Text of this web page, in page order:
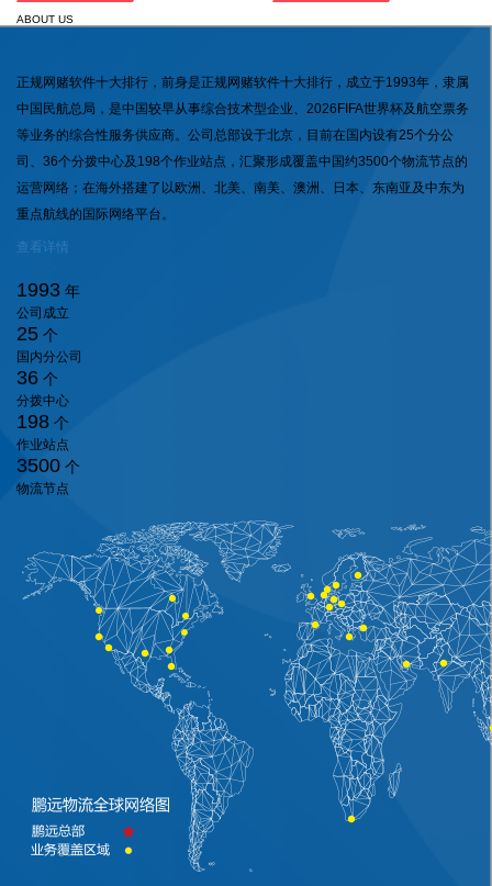
ABOUT US
正规网赌软件十大排行，前身是正规网赌软件十大排行，成立于1993年，隶属
中国民航总局，是中国较早从事综合技术型企业、2026FIFA世界杯及航空票务
等业务的综合性服务供应商。公司总部设于北京，目前在国内设有25个分公
司、36个分拨中心及198个作业站点，汇聚形成覆盖中国约3500个物流节点的
运营网络；在海外搭建了以欧洲、北美、南美、澳洲、日本、东南亚及中东为
重点航线的国际网络平台。
查看详情
1993 年
公司成立
25 个
国内分公司
36 个
分拨中心
198 个
作业站点
3500 个
物流节点